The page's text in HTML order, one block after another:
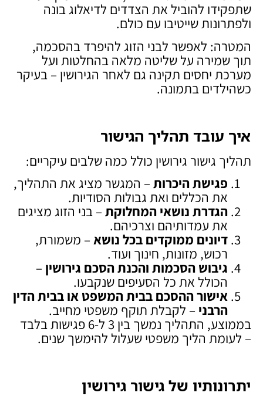
שתפקידו להוביל את הצדדים לדיאלוג בונה
ולפתרונות שייטיבו עם כולם.
המטרה: לאפשר לבני הזוג להיפרד בהסכמה,
תוך שמירה על שליטה מלאה בהחלטות ועל
מערכת יחסים תקינה גם לאחר הגירושין – בעיקר
כשהילדים בתמונה.
איך עובד תהליך הגישור
תהליך גישור גירושין כולל כמה שלבים עיקריים:
פגישת היכרות – המגשר מציג את התהליך,
את הכללים ואת גבולות הסודיות.
הגדרת נושאי המחלוקת – בני הזוג מציגים
את עמדותיהם וצרכיהם.
דיונים ממוקדים בכל נושא – משמורת,
רכוש, מזונות, חינוך ועוד.
גיבוש הסכמות והכנת הסכם גירושין –
הכולל את כל הסעיפים שנקבעו.
אישור ההסכם בבית המשפט או בבית הדין
הרבני – לקבלת תוקף משפטי מחייב.
בממוצע, התהליך נמשך בין 3 ל-6 פגישות בלבד
– לעומת הליך משפטי שעלול להימשך שנים.
יתרונותיו של גישור גירושין